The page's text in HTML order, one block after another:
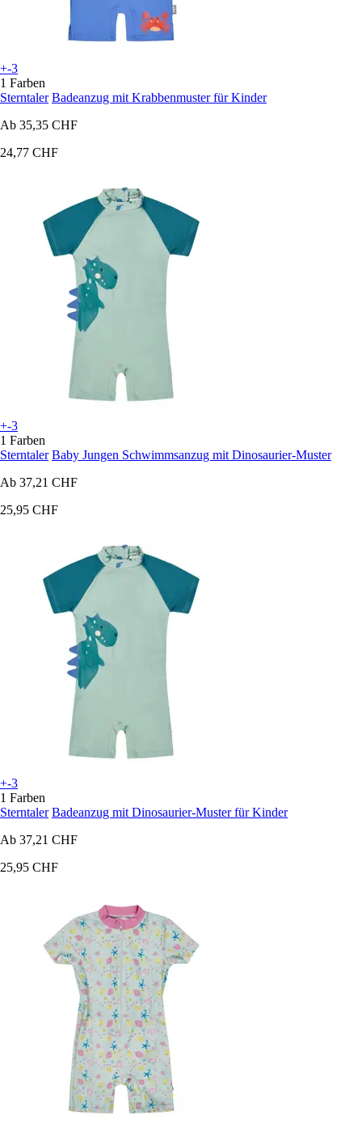
+-3
1 Farben
Sterntaler Badeanzug mit Krabbenmuster für Kinder
Ab 35,35 CHF
24,77 CHF
+-3
1 Farben
Sterntaler Baby Jungen Schwimmsanzug mit Dinosaurier-Muster
Ab 37,21 CHF
25,95 CHF
+-3
1 Farben
Sterntaler Badeanzug mit Dinosaurier-Muster für Kinder
Ab 37,21 CHF
25,95 CHF